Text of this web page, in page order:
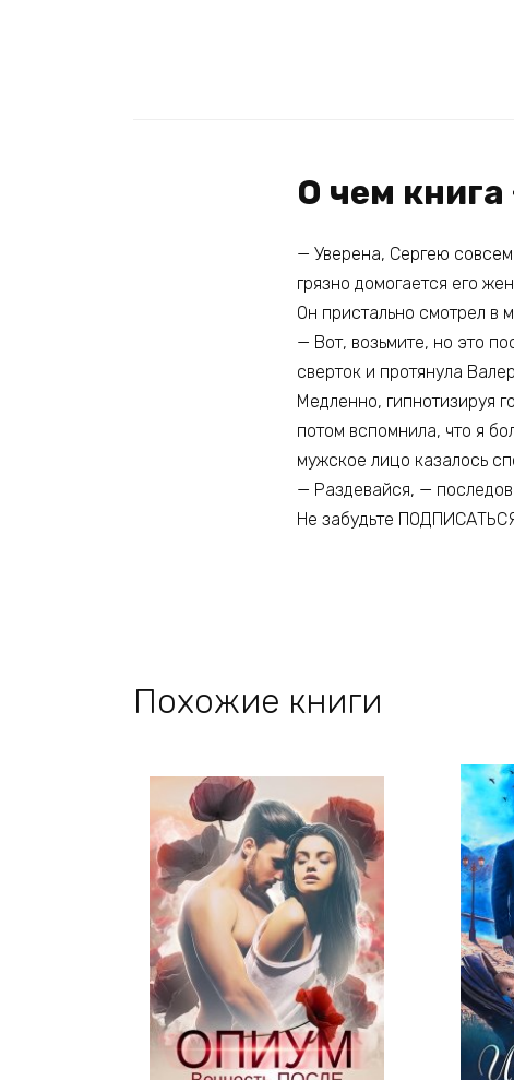
О чем
— Уверена, Сергею
грязно домогается его
Он пристально смотрел в
— Вот, возьмите, но это
сверток и протянула
Медленно, гипнотизируя
потом вспомнила, что я
мужское лицо казалось
— Раздевайся, —
Не забудьте
Похожие книги